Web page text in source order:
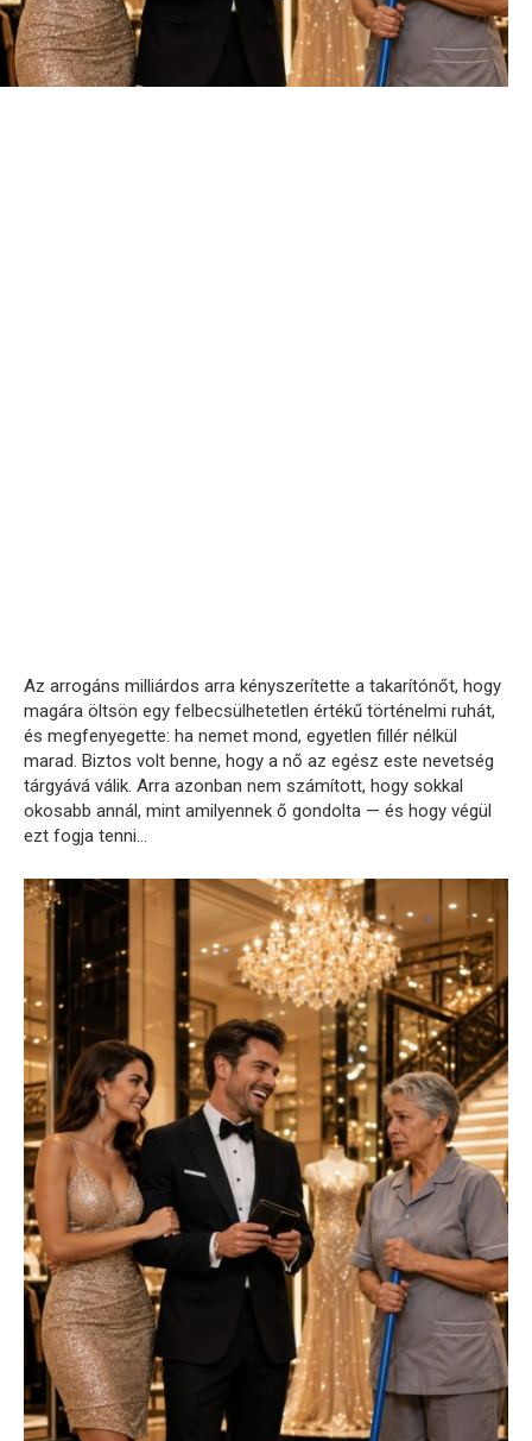
Az arrogáns milliárdos arra kényszerítette a takarítónőt, hogy
magára öltsön egy felbecsülhetetlen értékű történelmi ruhát,
és megfenyegette: ha nemet mond, egyetlen fillér nélkül
marad. Biztos volt benne, hogy a nő az egész este nevetség
tárgyává válik. Arra azonban nem számított, hogy sokkal
okosabb annál, mint amilyennek ő gondolta — és hogy végül
ezt fogja tenni…